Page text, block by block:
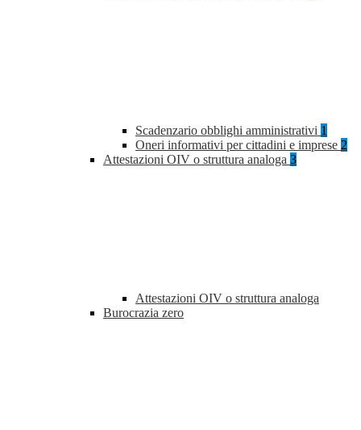
Scadenzario obblighi amministrativi 1
Oneri informativi per cittadini e imprese 2
Attestazioni OIV o struttura analoga 3
Attestazioni OIV o struttura analoga
Burocrazia zero